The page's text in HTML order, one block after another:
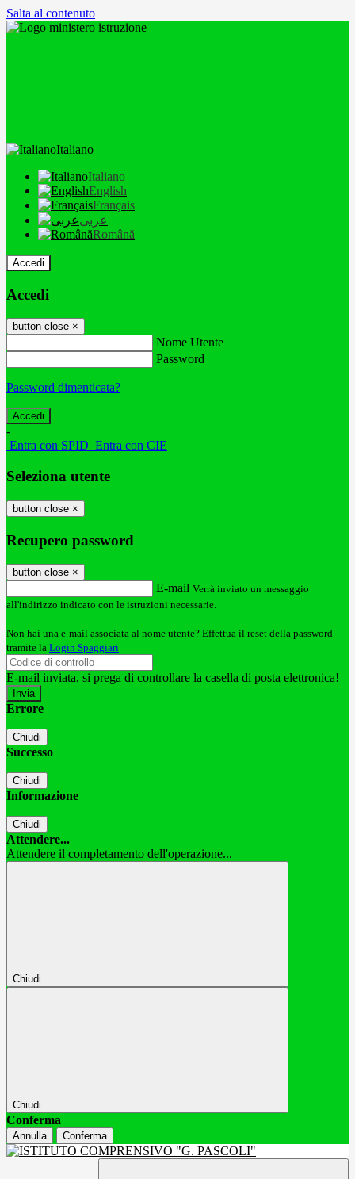
Salta al contenuto
Italiano
Italiano
English
Français
عربى
Română
Accedi
Accedi
button close ×
Nome Utente
Password
Password dimenticata?
-
Entra con SPID Entra con CIE
Seleziona utente
button close ×
Recupero password
button close ×
E-mail Verrà inviato un messaggio
all'indirizzo indicato con le istruzioni necessarie.
Non hai una e-mail associata al nome utente? Effettua il reset della password
tramite la Login Spaggiari
E-mail inviata, si prega di controllare la casella di posta elettronica!
Errore
Chiudi
Successo
Chiudi
Informazione
Chiudi
Attendere...
Attendere il completamento dell'operazione...
Chiudi
Chiudi
Conferma
Annulla Conferma